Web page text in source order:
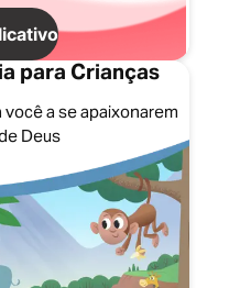
para Crianças
a se apaixonarem
Deus